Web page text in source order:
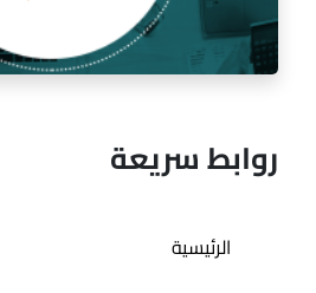
إدارة السوشيال ميديا
روابط سريعة
الرئيسية